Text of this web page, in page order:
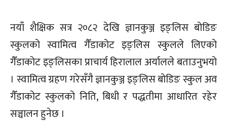
नयाँ शैक्षिक सत्र २०८२ देखि ज्ञानकुञ्ज इङ्लिस बोडिङ
स्कुलको स्वामित्व गैँडाकोट इङ्लिस स्कुलले लिएको
गैँडाकोट इङ्लिसका प्राचार्य हिरालाल अर्यालले बताउनुभयो
। स्वामित्व ग्रहण गरेसँगै ज्ञानकुञ्ज इङ्लिस बोडिङ स्कुल अव
गैँडाकोट स्कुलको निति, बिधी र पद्धतीमा आधारित रहेर
सञ्चालन हुनेछ ।